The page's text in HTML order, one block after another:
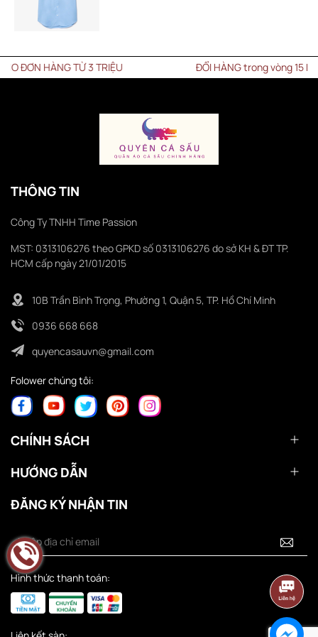
HÀNG TỪ 3 TRIỆU ĐỔI HÀNG trong vòng 15 NGÀY
THÔNG TIN
Công Ty TNHH Time Passion
MST: 0313106276 theo GPKD số 0313106276 do sở KH & ĐT TP.
HCM cấp ngày 21/01/2015
10B Trần Bình Trọng, Phường 1, Quận 5, TP. Hồ Chí Minh
0936 668 668
quyencasauvn@gmail.com
Folower chúng tôi:
CHÍNH SÁCH
HƯỚNG DẪN
ĐĂNG KÝ NHẬN TIN
Hình thức thanh toán: